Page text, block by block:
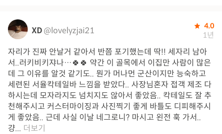
XD@lovelyzjai21 4.0
1년
자리가 진짜 안날거 같아서 반쯤 포기했는데 딱!! 세자리 남아
서..러키비키쟈나…🍀🍀 약간 이 골목에서 이집만 사람이 많은
데 그 이유를 알것 같기도.. 뭔가 머나먼 군산이지만 능숙하고
세련된 서율칵테일바 느낌을 받았다.. 사장님혼자 접객 제조 다
하시는데 모자라지도 넘치지도 않아서 좋았음.. 칵테일도 잘 추
천해주시고 커스터마이징과 사진찍기 좋게 바틀도 디피해주시
게 좋았음.. 근데 사실 이날 네그로니? 마시고 왼전 훅 가서..
걍... 더보기